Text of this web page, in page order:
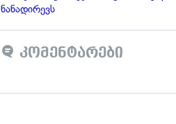
ნანადირევს
კომენტარები